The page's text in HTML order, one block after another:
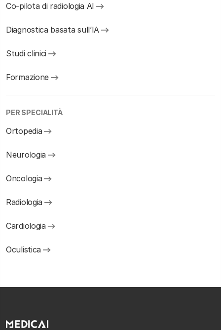
Co-pilota di radiologia AI
Diagnostica basata sull’IA
Studi clinici
Formazione
PER SPECIALITÀ
Ortopedia
Neurologia
Oncologia
Radiologia
Cardiologia
Oculistica